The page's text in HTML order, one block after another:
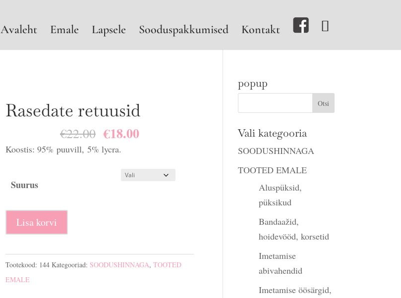
Avaleht Emale Lapsele Sooduspakkumised Kontakt
Rasedate retuusid
€22.00 Algne
hind
€22.00.
€18.00Praegune
€18.00.
Koostis: 95% puuvill, 5% lycra.
Suurus
Rasedate
retuusid
Lisa korvi
Tootekood: 144 Kategooriad:SOODUSHINNAGA,TOOTED
EMALE
popup
Vali kategooria
SOODUSHINNAGA
TOOTED EMALE
Aluspüksid,
püksikud
Bandaažid,
hoidevööd, korsetid
Imetamise
abivahendid
Imetamise öösärgid,